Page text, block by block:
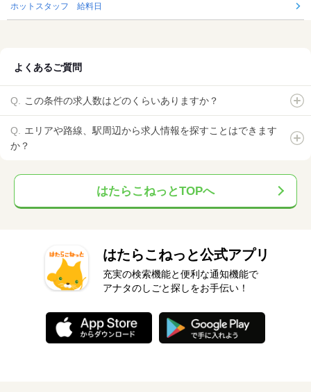
ホットスタッフ 給料日
よくあるご質問
この条件の求人数はどのくらいありますか？
エリアや路線、駅周辺から求人情報を探すことはできます
か？
はたらこねっとTOPへ
はたらこねっと公式アプリ
充実の検索機能と便利な通知機能で
アナタのしごと探しをお手伝い！